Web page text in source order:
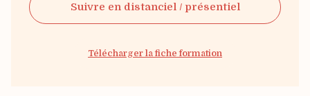
Suivre en distanciel / présentiel
Télécharger la fiche formation